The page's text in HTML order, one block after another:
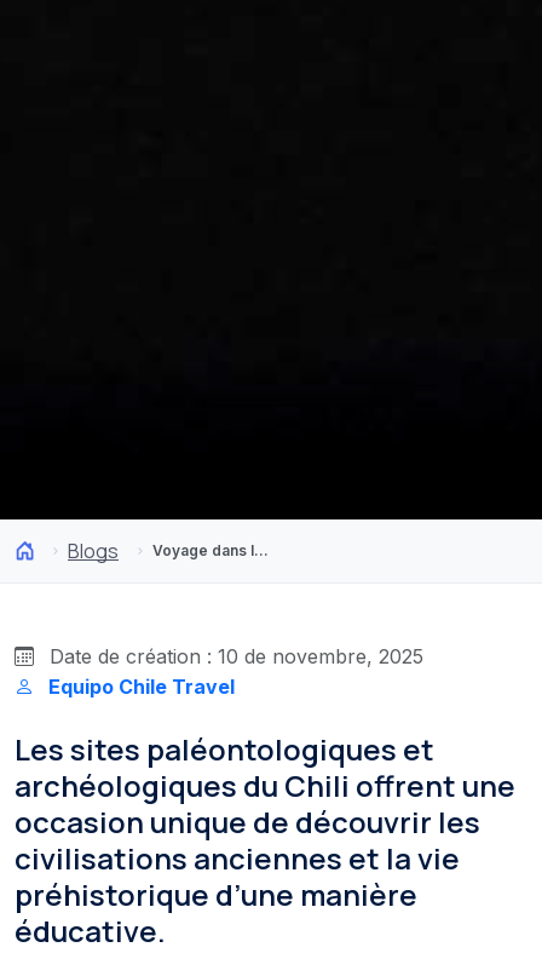
Blogs Voyage dans le temps : tourisme de paléontologie et d’archéologie au Chili
Date de création : 10 de novembre, 2025
Equipo Chile Travel
Les sites paléontologiques et
archéologiques du Chili offrent une
occasion unique de découvrir les
civilisations anciennes et la vie
préhistorique d’une manière
éducative.